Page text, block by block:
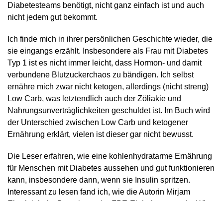
Diabetesteams benötigt, nicht ganz einfach ist und auch
nicht jedem gut bekommt.
Ich finde mich in ihrer persönlichen Geschichte wieder, die
sie eingangs erzählt. Insbesondere als Frau mit Diabetes
Typ 1 ist es nicht immer leicht, dass Hormon- und damit
verbundene Blutzuckerchaos zu bändigen. Ich selbst
ernähre mich zwar nicht ketogen, allerdings (nicht streng)
Low Carb, was letztendlich auch der Zöliakie und
Nahrungsunverträglichkeiten geschuldet ist. Im Buch wird
der Unterschied zwischen Low Carb und ketogener
Ernährung erklärt, vielen ist dieser gar nicht bewusst.
Die Leser erfahren, wie eine kohlenhydratarme Ernährung
für Menschen mit Diabetes aussehen und gut funktionieren
kann, insbesondere dann, wenn sie Insulin spritzen.
Interessant zu lesen fand ich, wie die Autorin Mirjam